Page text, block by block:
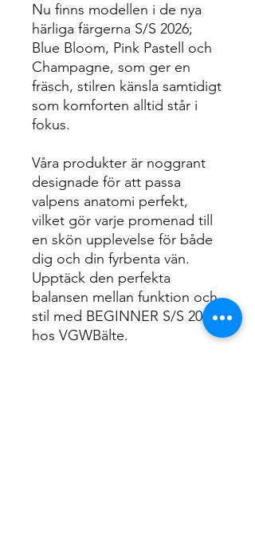
Nu finns modellen i de nya
härliga färgerna S/S 2026;
Blue Bloom, Pink Pastell och
Champagne, som ger en
fräsch, stilren känsla samtidigt
som komforten alltid står i
fokus.
Våra produkter är noggrant
designade för att passa
valpens anatomi perfekt,
vilket gör varje promenad till
en skön upplevelse för både
dig och din fyrbenta vän.
Upptäck den perfekta
balansen mellan funktion och
stil med BEGINNER S/S 2026
hos VGWBälte.